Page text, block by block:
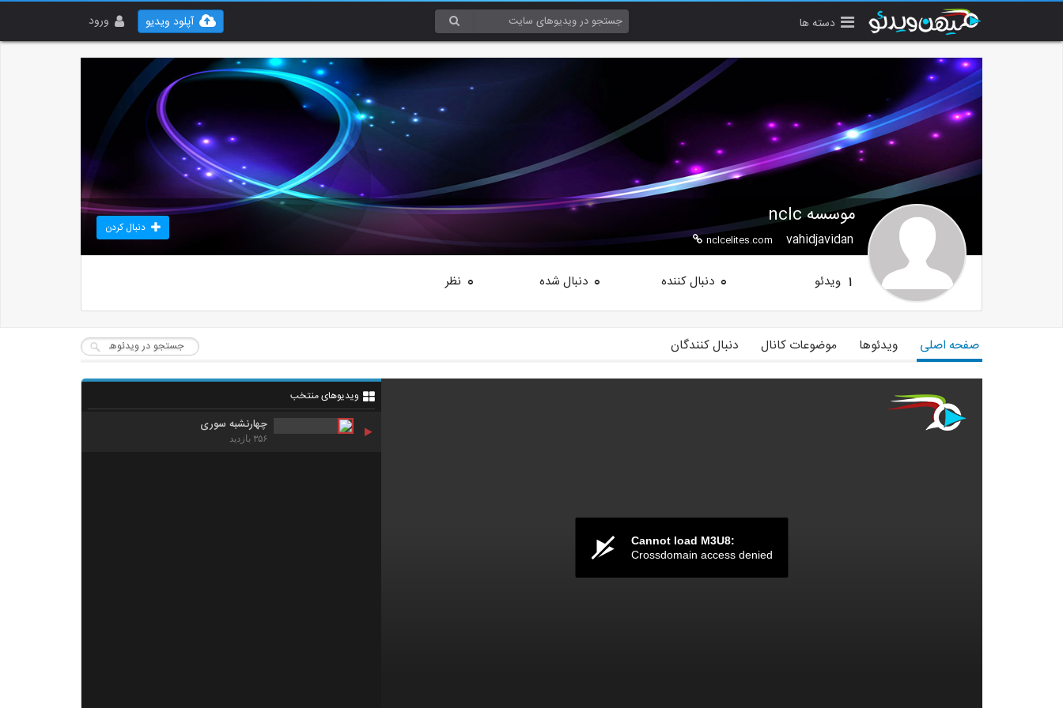
دسته ها ورود آپلود ویدیو
موسسه nclc
vahidjavidan
nclcelites.com
دنبال کردن
1 ویدئو 0 دنبال کننده 0 دنبال شده 0 نظر
صفحه اصلی ویدئوها موضوعات کانال دنبال کنندگان
Cannot load M3U8:
Crossdomain access denied
ویدیوهای منتخب
چهارنشبه سوری
۳۵۶ بازدید